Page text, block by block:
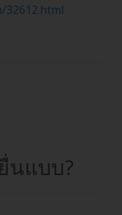
32612.html
นแบบ?